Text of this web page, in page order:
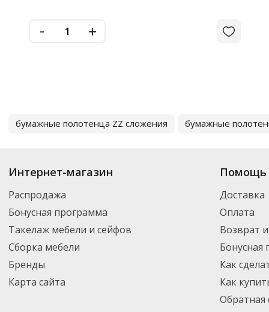
- +
бумажные полотенца ZZ сложения бумажные
Интернет-магазин
Распродажа
Бонусная программа
Такелаж мебели и сейфов
Сборка мебели
Бренды
Карта сайта
Помощь
Доставка
Оплата
Возврат
Бонусная
Как
Как
Обратная